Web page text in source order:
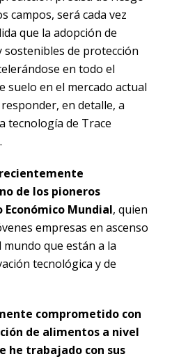
campos, será cada vez
que la adopción de
de protección
en todo el
suelo en el mercado actual
en detalle, a
tecnología de Trace
de los pioneros
Mundial, quien
empresas en ascenso
que están a la
tecnológica y de
comprometido con
de alimentos a nivel
he trabajado con sus